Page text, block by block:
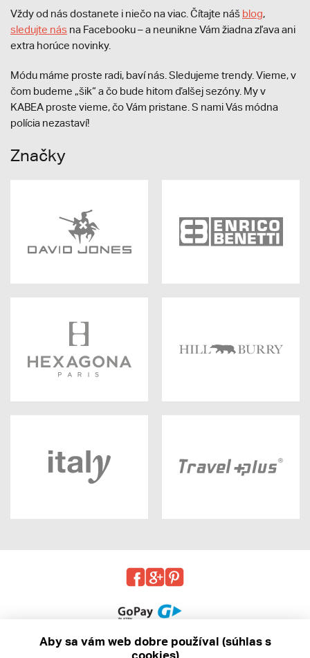
Vždy od nás dostanete i niečo na viac. Čítajte náš blog,
sledujte nás na Facebooku – a neunikne Vám žiadna zľava ani
extra horúce novinky.
Módu máme proste radi, baví nás. Sledujeme trendy. Vieme, v
čom budeme „šik“ a čo bude hitom ďalšej sezóny. My v
KABEA proste vieme, čo Vám pristane. S nami Vás módna
polícia nezastaví!
Značky
Aby sa vám web dobre používal (súhlas s